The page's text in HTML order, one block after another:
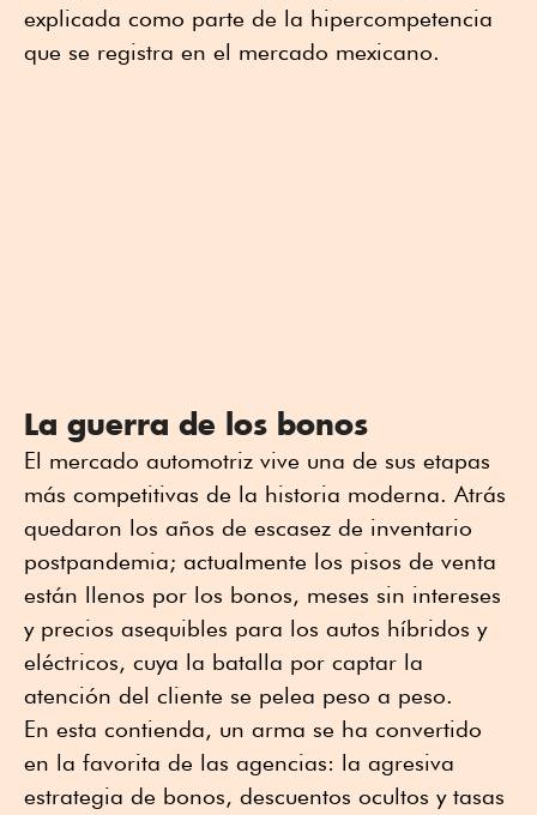
explicada como parte de la hipercompetencia
que se registra en el mercado mexicano.
La guerra de los bonos
El mercado automotriz vive una de sus etapas
más competitivas de la historia moderna. Atrás
quedaron los años de escasez de inventario
postpandemia; actualmente los pisos de venta
están llenos por los bonos, meses sin intereses
y precios asequibles para los autos híbridos y
eléctricos, cuya la batalla por captar la
atención del cliente se pelea peso a peso.
En esta contienda, un arma se ha convertido
en la favorita de las agencias: la agresiva
estrategia de bonos, descuentos ocultos y tasas